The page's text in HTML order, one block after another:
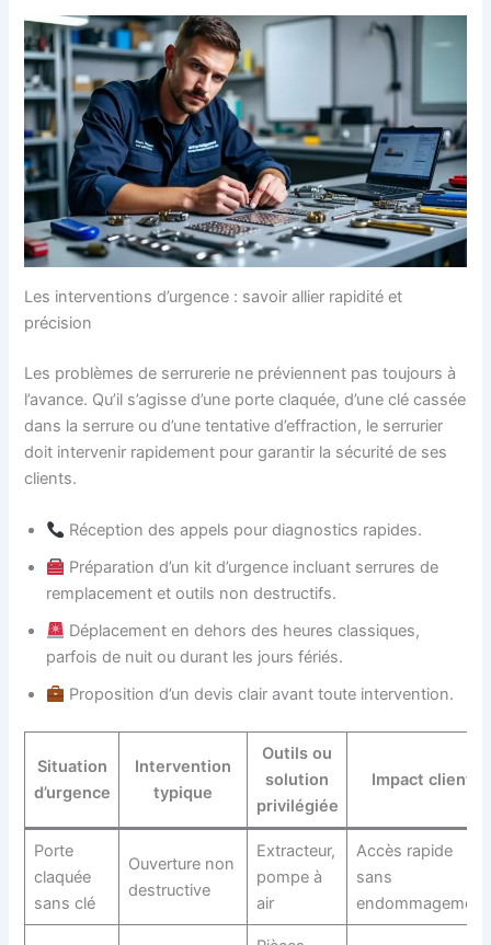
Les interventions d’urgence : savoir allier rapidité et
précision
Les problèmes de serrurerie ne préviennent pas toujours à
l’avance. Qu’il s’agisse d’une porte claquée, d’une clé cassée
dans la serrure ou d’une tentative d’effraction, le serrurier
doit intervenir rapidement pour garantir la sécurité de ses
clients.
Réception des appels pour diagnostics rapides.
Préparation d’un kit d’urgence incluant serrures de
remplacement et outils non destructifs.
Déplacement en dehors des heures classiques,
parfois de nuit ou durant les jours fériés.
Proposition d’un devis clair avant toute intervention.
Situation
d’urgence
Intervention
typique
Outils ou
solution
privilégiée
Impact client
Porte
claquée
sans clé
Ouverture non
destructive
Extracteur,
pompe à
air
Accès rapide
sans
endommagement